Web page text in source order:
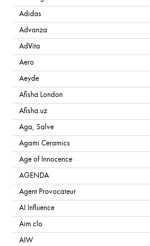
Adidas
Advanza
AdVita
Aero
Aeyde
Afisha London
Afisha.uz
Aga, Salve
Agami Ceramics
Age of Innocence
AGENDA
Agent Provocateur
AI Influence
Aim clo
AIW